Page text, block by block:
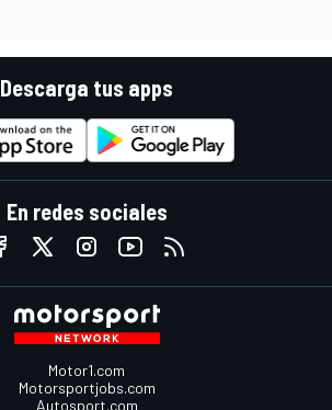
Descarga tus apps
En redes sociales
Motor1.com
Motorsportjobs.com
Autosport.com